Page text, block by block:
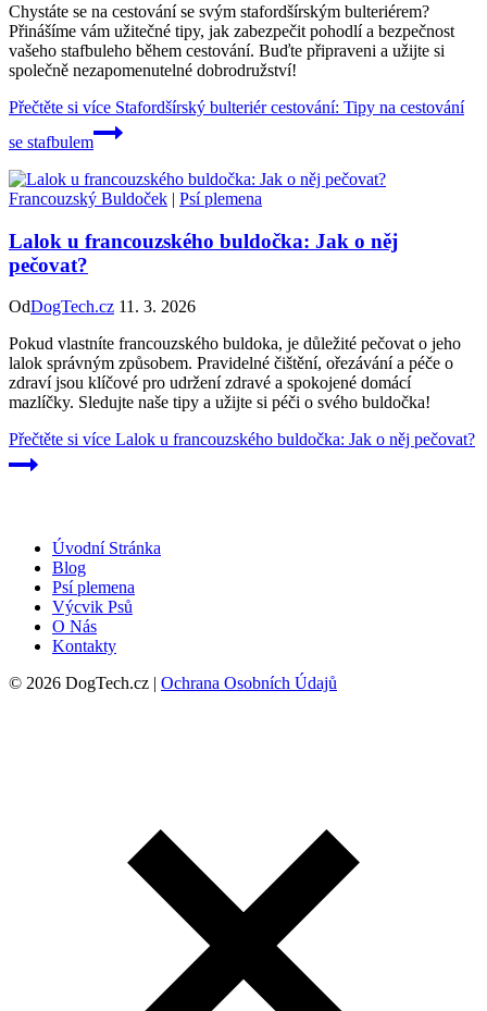
Chystáte se na cestování se svým stafordšírským bulteriérem?
Přinášíme vám užitečné tipy, jak zabezpečit pohodlí a bezpečnost
vašeho stafbuleho během cestování. Buďte připraveni a užijte si
společně nezapomenutelné dobrodružství!
Přečtěte si více Stafordšírský bulteriér cestování: Tipy na cestování
se stafbulem
Francouzský Buldoček | Psí plemena
Lalok u francouzského buldočka: Jak o něj
pečovat?
OdDogTech.cz 11. 3. 2026
Pokud vlastníte francouzského buldoka, je důležité pečovat o jeho
lalok správným způsobem. Pravidelné čištění, ořezávání a péče o
zdraví jsou klíčové pro udržení zdravé a spokojené domácí
mazlíčky. Sledujte naše tipy a užijte si péči o svého buldočka!
Přečtěte si více Lalok u francouzského buldočka: Jak o něj pečovat?
Úvodní Stránka
Blog
Psí plemena
Výcvik Psů
O Nás
Kontakty
© 2026 DogTech.cz | Ochrana Osobních Údajů